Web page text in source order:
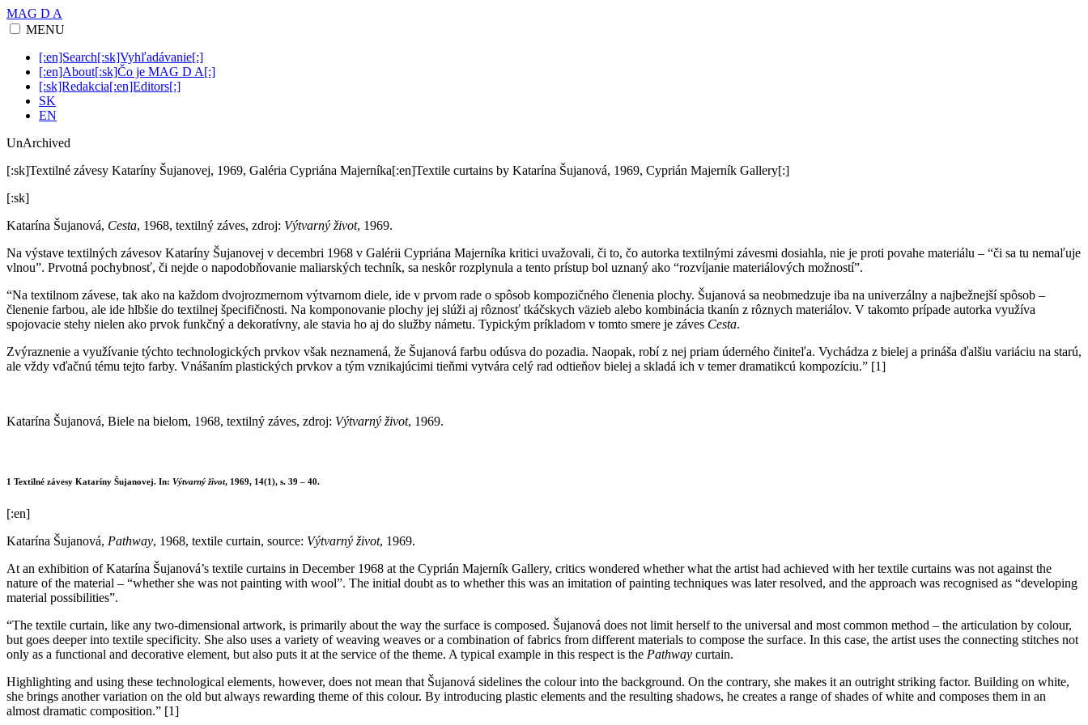
MAG D A
MENU
[:en]Search[:sk]Vyhľadávanie[:]
[:en]About[:sk]Čo je MAG D A[:]
[:sk]Redakcia[:en]Editors[:]
SK
EN
UnArchived
[:sk]Textilné závesy Kataríny Šujanovej, 1969, Galéria Cypriána Majerníka[:en]Textile curtains by Katarína Šujanová, 1969, Cyprián Majerník Gallery[:]
[:sk]
Katarína Šujanová, Cesta, 1968, textilný záves, zdroj: Výtvarný život, 1969.
Na výstave textilných závesov Kataríny Šujanovej v decembri 1968 v Galérii Cypriána Majerníka kritici uvažovali, či to, čo autorka textilnými závesmi dosiahla, nie je proti povahe materiálu – “či sa tu nemaľuje
vlnou”. Prvotná pochybnosť, či nejde o napodobňovanie maliarských techník, sa neskôr rozplynula a tento prístup bol uznaný ako “rozvíjanie materiálových možností”.
“Na textilnom závese, tak ako na každom dvojrozmernom výtvarnom diele, ide v prvom rade o spôsob kompozičného členenia plochy. Šujanová sa neobmedzuje iba na univerzálny a najbežnejší spôsob –
členenie farbou, ale ide hlbšie do textilnej špecifičnosti. Na komponovanie plochy jej slúži aj rôznosť tkáčskych väzieb alebo kombinácia tkanín z rôznych materiálov. V takomto prípade autorka využíva
spojovacie stehy nielen ako prvok funkčný a dekoratívny, ale stavia ho aj do služby námetu. Typickým príkladom v tomto smere je záves Cesta.
Zvýraznenie a využívanie týchto technologických prvkov však neznamená, že Šujanová farbu odúsva do pozadia. Naopak, robí z nej priam úderného činiteľa. Vychádza z bielej a prináša ďalšiu variáciu na starú,
ale vždy vďačnú tému tejto farby. Vnášaním plastických prvkov a tým vznikajúcimi tieňmi vytvára celý rad odtieňov bielej a skladá ich v temer dramatikcú kompozíciu.” [1]
Katarína Šujanová, Biele na bielom, 1968, textilný záves, zdroj: Výtvarný život, 1969.
1 Textilné závesy Kataríny Šujanovej. In: Výtvarný život, 1969, 14(1), s. 39 – 40.
[:en]
Katarína Šujanová, Pathway, 1968, textile curtain, source: Výtvarný život, 1969.
At an exhibition of Katarína Šujanová’s textile curtains in December 1968 at the Cyprián Majerník Gallery, critics wondered whether what the artist had achieved with her textile curtains was not against the
nature of the material – “whether she was not painting with wool”. The initial doubt as to whether this was an imitation of painting techniques was later resolved, and the approach was recognised as “developing
material possibilities”.
“The textile curtain, like any two-dimensional artwork, is primarily about the way the surface is composed. Šujanová does not limit herself to the universal and most common method – the articulation by colour,
but goes deeper into textile specificity. She also uses a variety of weaving weaves or a combination of fabrics from different materials to compose the surface. In this case, the artist uses the connecting stitches not
only as a functional and decorative element, but also puts it at the service of the theme. A typical example in this respect is the Pathway curtain.
Highlighting and using these technological elements, however, does not mean that Šujanová sidelines the colour into the background. On the contrary, she makes it an outright striking factor. Building on white,
she brings another variation on the old but always rewarding theme of this colour. By introducing plastic elements and the resulting shadows, he creates a range of shades of white and composes them in an
almost dramatic composition.” [1]